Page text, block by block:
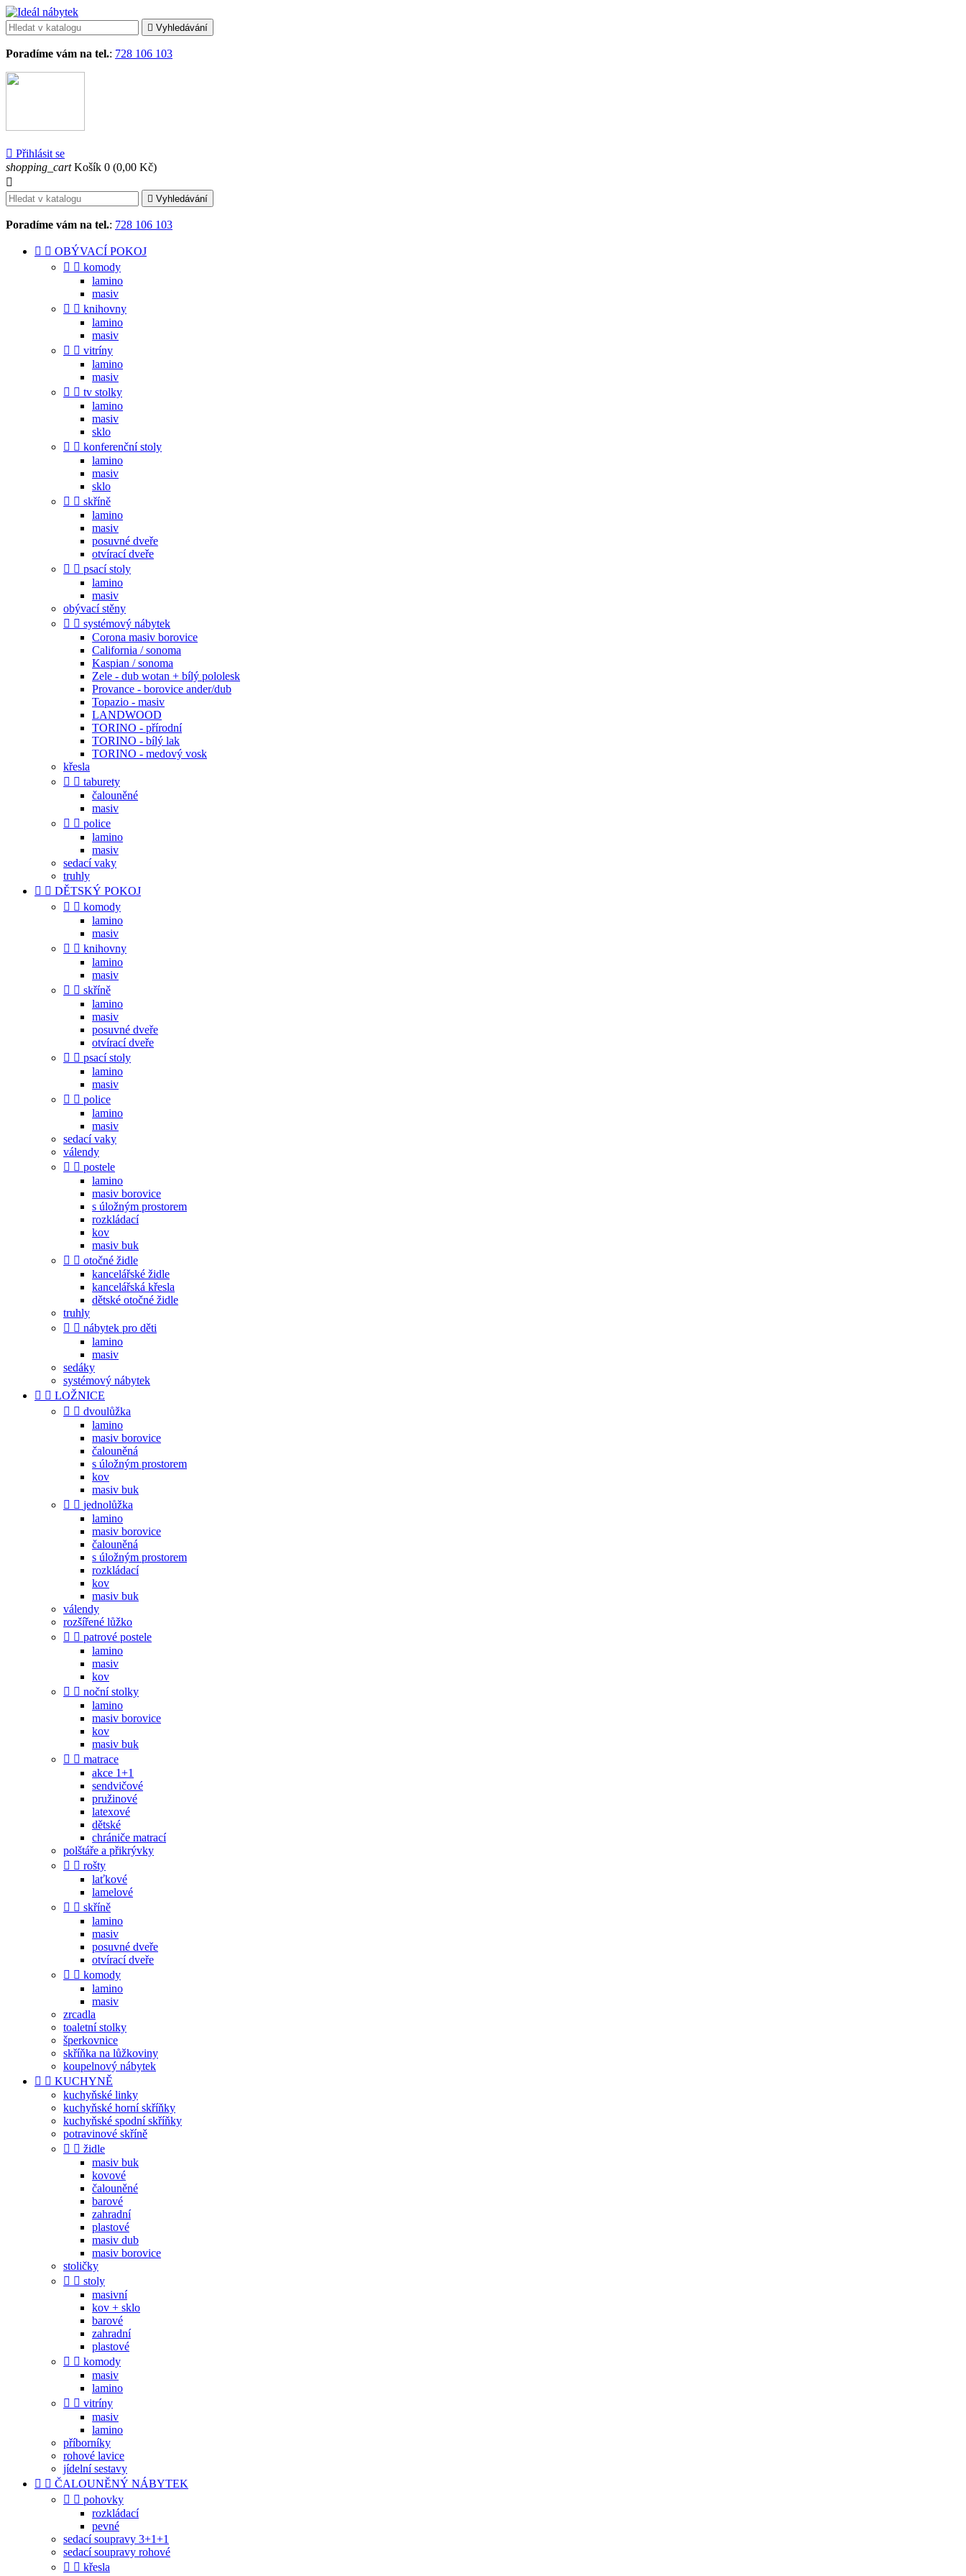
 Vyhledávání
Poradíme vám na tel.: 728 106 103
 Přihlásit se
shopping_cart Košík 0 (0,00 Kč)

 Vyhledávání
Poradíme vám na tel.: 728 106 103
  OBÝVACÍ POKOJ
  komody
lamino
masiv
  knihovny
lamino
masiv
  vitríny
lamino
masiv
  tv stolky
lamino
masiv
sklo
  konferenční stoly
lamino
masiv
sklo
  skříně
lamino
masiv
posuvné dveře
otvírací dveře
  psací stoly
lamino
masiv
obývací stěny
  systémový nábytek
Corona masiv borovice
California / sonoma
Kaspian / sonoma
Zele - dub wotan + bílý pololesk
Provance - borovice ander/dub
Topazio - masiv
LANDWOOD
TORINO - přírodní
TORINO - bílý lak
TORINO - medový vosk
křesla
  taburety
čalouněné
masiv
  police
lamino
masiv
sedací vaky
truhly
  DĚTSKÝ POKOJ
  komody
lamino
masiv
  knihovny
lamino
masiv
  skříně
lamino
masiv
posuvné dveře
otvírací dveře
  psací stoly
lamino
masiv
  police
lamino
masiv
sedací vaky
válendy
  postele
lamino
masiv borovice
s úložným prostorem
rozkládací
kov
masiv buk
  otočné židle
kancelářské židle
kancelářská křesla
dětské otočné židle
truhly
  nábytek pro děti
lamino
masiv
sedáky
systémový nábytek
  LOŽNICE
  dvoulůžka
lamino
masiv borovice
čalouněná
s úložným prostorem
kov
masiv buk
  jednolůžka
lamino
masiv borovice
čalouněná
s úložným prostorem
rozkládací
kov
masiv buk
válendy
rozšířené lůžko
  patrové postele
lamino
masiv
kov
  noční stolky
lamino
masiv borovice
kov
masiv buk
  matrace
akce 1+1
sendvičové
pružinové
latexové
dětské
chrániče matrací
polštáře a přikrývky
  rošty
laťkové
lamelové
  skříně
lamino
masiv
posuvné dveře
otvírací dveře
  komody
lamino
masiv
zrcadla
toaletní stolky
šperkovnice
skříňka na lůžkoviny
koupelnový nábytek
  KUCHYNĚ
kuchyňské linky
kuchyňské horní skříňky
kuchyňské spodní skříňky
potravinové skříně
  židle
masiv buk
kovové
čalouněné
barové
zahradní
plastové
masiv dub
masiv borovice
stoličky
  stoly
masivní
kov + sklo
barové
zahradní
plastové
  komody
masiv
lamino
  vitríny
masiv
lamino
příborníky
rohové lavice
jídelní sestavy
  ČALOUNĚNÝ NÁBYTEK
  pohovky
rozkládací
pevné
sedací soupravy 3+1+1
sedací soupravy rohové
  křesla